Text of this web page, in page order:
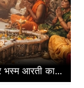
भस्म आरती का...